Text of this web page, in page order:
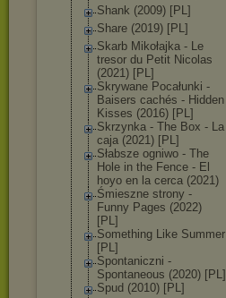
Shank (2009) [PL]
Share (2019) [PL]
Skarb Mikołajka - Le
tresor du Petit Nicolas
(2021) [PL]
Skrywane Pocałunki -
Baisers cachés - Hidden
Kisses (2016) [PL]
Skrzynka - The Box - La
caja (2021) [PL]
Słabsze ogniwo - The
Hole in the Fence - El
hoyo en la cerca (2021)
Śmieszne strony -
Funny Pages (2022)
[PL]
Something Like Summer
[PL]
Spontaniczni -
Spontaneous (2020) [PL]
Spud (2010) [PL]